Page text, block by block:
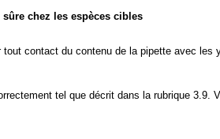
chez les espèces cibles
contact du contenu de la pipette avec les
tel que décrit dans la rubrique